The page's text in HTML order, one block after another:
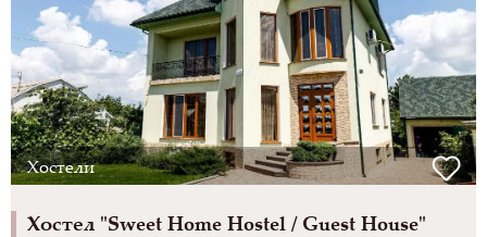
Хостели
Хостел "Sweet Home Hostel / Guest House"